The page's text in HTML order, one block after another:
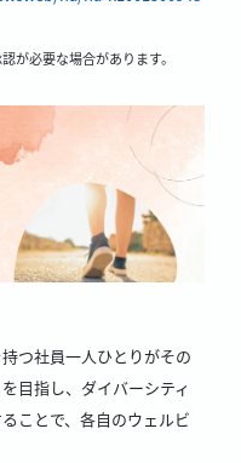
が必要な場合があります。
つ社員一人ひとりがその
目指し、ダイバーシティ
ことで、各自のウェルビ